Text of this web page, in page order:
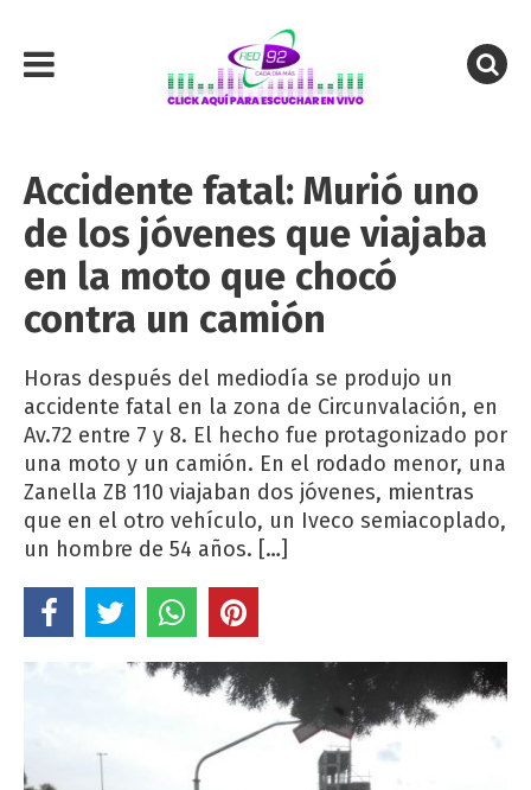
Accidente fatal: Murió uno
de los jóvenes que viajaba
en la moto que chocó
contra un camión
Horas después del mediodía se produjo un
accidente fatal en la zona de Circunvalación, en
Av.72 entre 7 y 8. El hecho fue protagonizado por
una moto y un camión. En el rodado menor, una
Zanella ZB 110 viajaban dos jóvenes, mientras
que en el otro vehículo, un Iveco semiacoplado,
un hombre de 54 años. […]